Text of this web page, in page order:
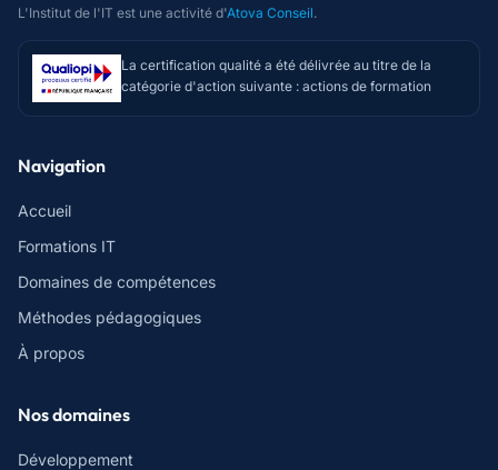
L'Institut de l'IT est une activité d'Atova Conseil.
La certification qualité a été délivrée au titre de la
catégorie d'action suivante : actions de formation
Navigation
Accueil
Formations IT
Domaines de compétences
Méthodes pédagogiques
À propos
Nos domaines
Développement